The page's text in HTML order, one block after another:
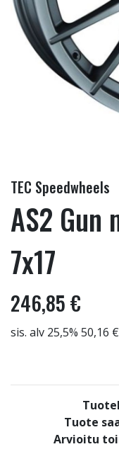
TEC Speedwheels
AS2 Gun
7x17
246,85 €
sis. alv 25,5% 50,16 €
Tuote
Arvioitu